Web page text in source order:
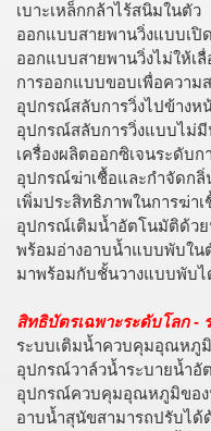
เบาะเหล็กกล้าไร้สนิมในตัว
ออกแบบสายพานวิ่งแบบเปิ
ออกแบบสายพานวิ่งไม่ให้เ
การออกแบบขอบเพื่อความ
อุปกรณ์สลับการวิ่งไปข้างห
อุปกรณ์สลับการวิ่งแบบไม่มี
เครื่องผลิตออกซิเจนระดับก
อุปกรณ์ฆ่าเชื้อและกำจัดก
เพิ่มประสิทธิภาพในการฆ่าเ
อุปกรณ์เติมน้ำอัตโนมัติด้วย
พร้อมอ่างอาบน้ำแบบพับใน
มาพร้อมกับชั้นวางแบบพับ
สิทธิบัตรเฉพาะระดับโลก
ระบบเติมน้ำควบคุมอุณหภู
อุปกรณ์วาล์วน้ำระบายน้ำ
อุปกรณ์ควบคุมอุณหภูมิของ
อาบน้ำสุนัขสามารถปรับไ